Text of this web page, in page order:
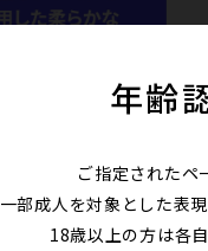
年齢
ご指定されたペ
一部成人を対象とした表
18歳以上の方は各